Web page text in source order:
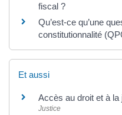
fiscal ?
Qu’est-ce qu’une
constitutionnalité
Et aussi
Accès au droit et à la
Justice